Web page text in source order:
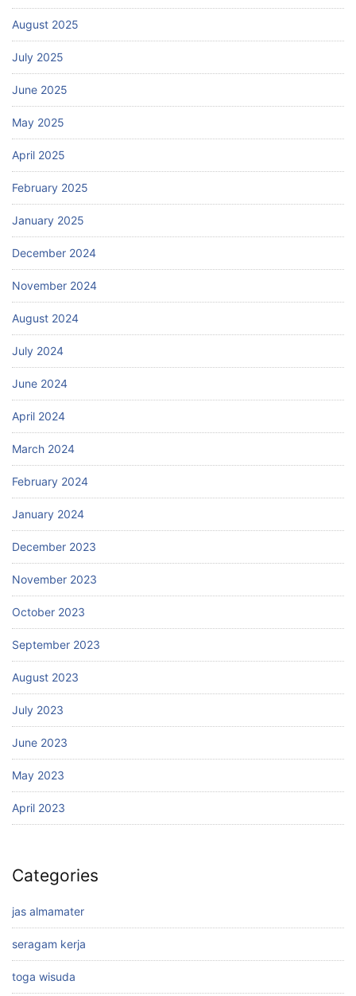
August 2025
July 2025
June 2025
May 2025
April 2025
February 2025
January 2025
December 2024
November 2024
August 2024
July 2024
June 2024
April 2024
March 2024
February 2024
January 2024
December 2023
November 2023
October 2023
September 2023
August 2023
July 2023
June 2023
May 2023
April 2023
Categories
jas almamater
seragam kerja
toga wisuda